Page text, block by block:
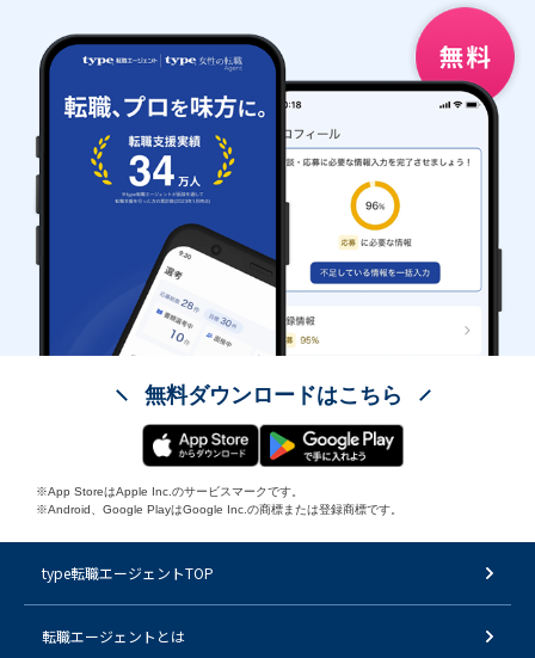
無料ダウンロードはこちら
※App StoreはApple Inc.のサービスマークです。
※Android、Google PlayはGoogle Inc.の商標または登録商標です。
type転職エージェントTOP
転職エージェントとは